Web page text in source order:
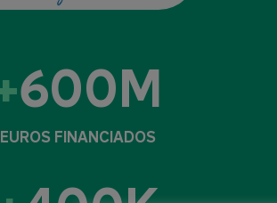
600M
EUROS FINANCIADOS